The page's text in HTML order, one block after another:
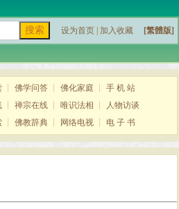
设为首页 加入收藏 [繁體版]
┊ 佛学问答 ┊ 佛化家庭 ┊ 手 机 站
┊ 禅宗在线 ┊ 唯识法相 ┊
人物访谈
┊ 佛教辞典 ┊ 网络电视 ┊ 电 子 书